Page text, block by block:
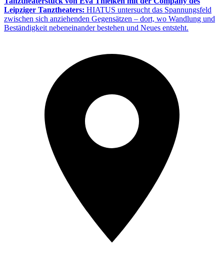
Leipziger Tanztheaters: HIATUS untersucht das Spannungsfeld
zwischen sich anziehenden Gegensätzen – dort, wo Wandlung und
Beständigkeit nebeneinander bestehen und Neues entsteht.